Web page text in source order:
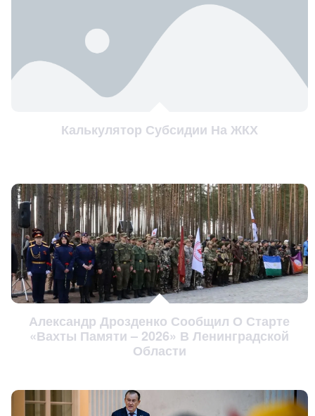
Калькулятор Субсидии На ЖКХ
Александр Дрозденко Сообщил О Старте
«Вахты Памяти – 2026» В Ленинградской
Области